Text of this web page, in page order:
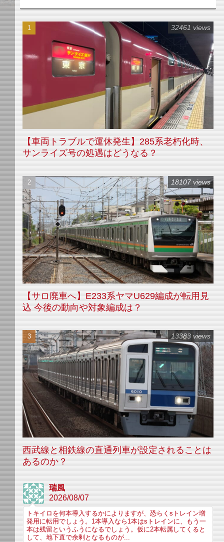
【車両トラブルで運休発生】285系老朽化時、
サンライズ号の処遇はどうなる？
32461 views
【サロ廃車へ】E233系ヤマU629編成が転用見
込 今後の動向や対象編成は？
18107 views
西武線と相鉄線の直通列車が設定されることは
あるのか？
13383 views
瑞風
2026/08/07
トキイロを何本導入するかによりますが、恐らくsトレイン増
発用に転用でしょう。1本導入なら1本はsトレインに、もう一
本は残留というふうになるでしょう。仮に2本転属してくると
して、地下直で余剰となるものが...